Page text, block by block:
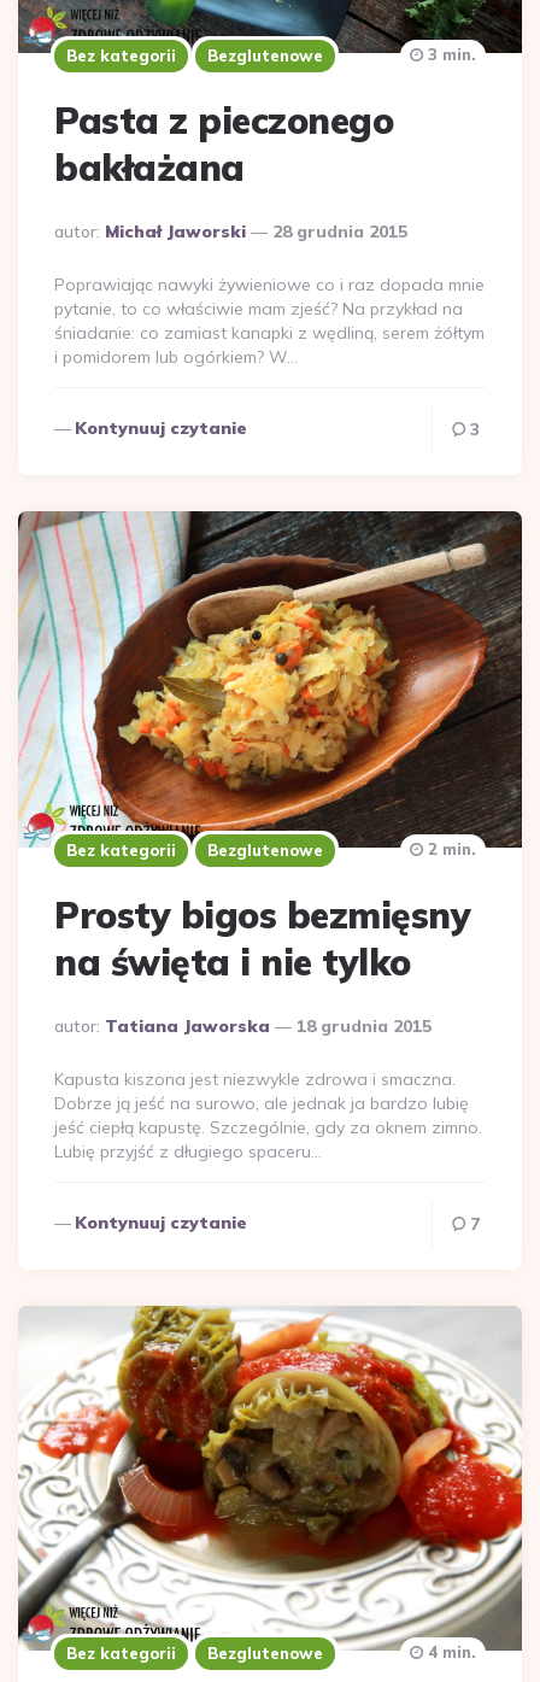
Bez kategorii Bezglutenowe
Pasta z pieczonego
bakłażana
Dodane
autor: Michał Jaworski 28 grudnia 2015
3 min.
Poprawiając nawyki żywieniowe co i raz dopada mnie
pytanie, to co właściwie mam zjeść? Na przykład na
śniadanie: co zamiast kanapki z wędliną, serem żółtym
i pomidorem lub ogórkiem? W…
Kontynuuj czytanie 3
Bez kategorii Bezglutenowe
Prosty bigos bezmięsny
na święta i nie tylko
Dodane
autor: Tatiana Jaworska 18 grudnia 2015
2 min.
Kapusta kiszona jest niezwykle zdrowa i smaczna.
Dobrze ją jeść na surowo, ale jednak ja bardzo lubię
jeść ciepłą kapustę. Szczególnie, gdy za oknem zimno.
Lubię przyjść z długiego spaceru…
Kontynuuj czytanie 7
Bez kategorii Bezglutenowe 4 min.